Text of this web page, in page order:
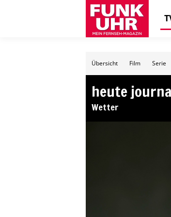
Übersicht Film Serie
heute
Wetter